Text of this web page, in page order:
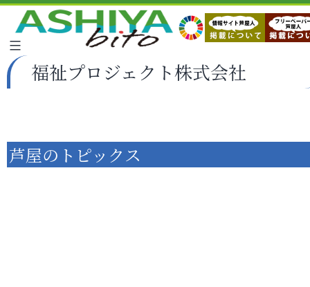
福祉プロジェクト株式会社
芦屋のトピックス